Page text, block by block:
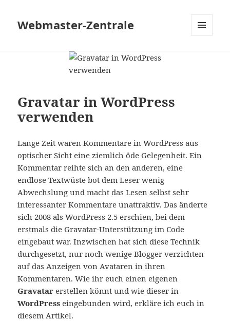
Webmaster-Zentrale
Gravatar in WordPress
verwenden
Lange Zeit waren Kommentare in WordPress aus
optischer Sicht eine ziemlich öde Gelegenheit. Ein
Kommentar reihte sich an den anderen, eine
endlose Textwüste bot dem Leser wenig
Abwechslung und macht das Lesen selbst sehr
interessanter Kommentare unattraktiv. Das änderte
sich 2008 als WordPress 2.5 erschien, bei dem
erstmals die Gravatar-Unterstützung im Code
eingebaut war. Inzwischen hat sich diese Technik
durchgesetzt, nur noch wenige Blogger verzichten
auf das Anzeigen von Avataren in ihren
Kommentaren. Wie ihr euch einen eigenen
Gravatar erstellen könnt und wie dieser in
WordPress eingebunden wird, erkläre ich euch in
diesem Artikel.